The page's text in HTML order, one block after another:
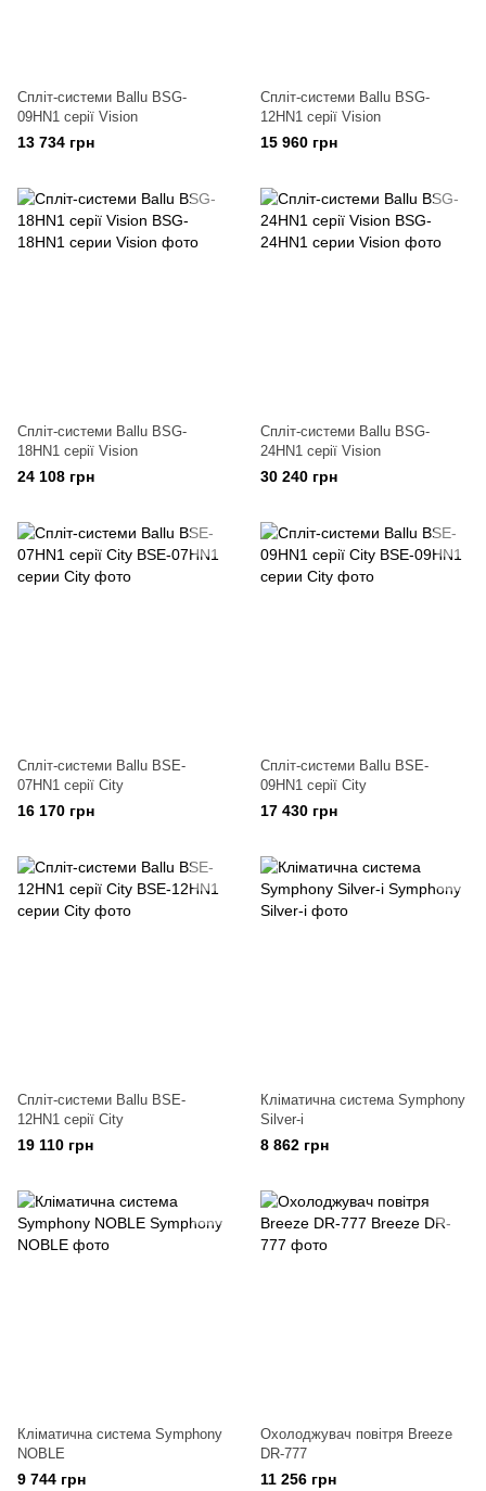
Спліт-системи Ballu BSG-
09HN1 серії Vision
13 734 грн
Спліт-системи Ballu BSG-
12HN1 серії Vision
15 960 грн
Спліт-системи Ballu BSG-
18HN1 серії Vision
24 108 грн
Спліт-системи Ballu BSG-
24HN1 серії Vision
30 240 грн
Спліт-системи Ballu BSE-
07HN1 серії City
16 170 грн
Спліт-системи Ballu BSE-
09HN1 серії City
17 430 грн
Спліт-системи Ballu BSE-
12HN1 серії City
19 110 грн
Кліматична система Symphony
Silver-i
8 862 грн
Кліматична система Symphony
NOBLE
9 744 грн
Охолоджувач повітря Breeze
DR-777
11 256 грн